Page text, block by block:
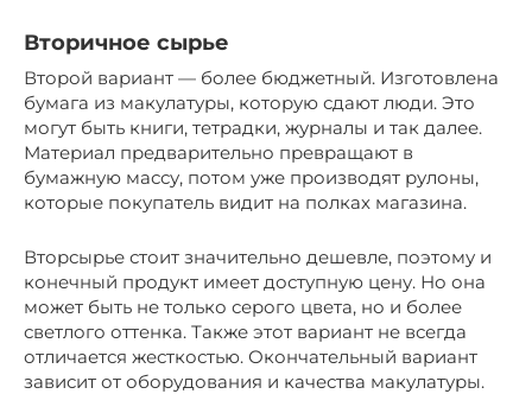
Вторичное сырье
Второй вариант — более бюджетный. Изготовлена
бумага из макулатуры, которую сдают люди. Это
могут быть книги, тетрадки, журналы и так далее.
Материал предварительно превращают в
бумажную массу, потом уже производят рулоны,
которые покупатель видит на полках магазина.
Вторсырье стоит значительно дешевле, поэтому и
конечный продукт имеет доступную цену. Но она
может быть не только серого цвета, но и более
светлого оттенка. Также этот вариант не всегда
отличается жесткостью. Окончательный вариант
зависит от оборудования и качества макулатуры.